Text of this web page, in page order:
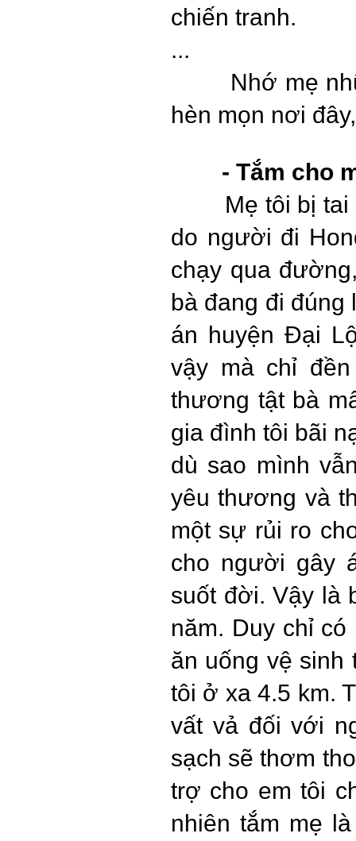
chiến tranh.
...
Nhớ mẹ
hèn mọn nơi
- Tắm cho
Mẹ tôi bị
do người đi
chạy qua
bà đang đi đúng
án huyện Đại
vậy mà chỉ
thương tật bà
gia đình tôi bãi
dù sao mình
yêu thương và
một sự rủi ro
cho người gây
suốt đời. Vậy là
năm. Duy chỉ
ăn uống vệ sinh
tôi ở xa 4.5 km.
vất vả đối với
sạch sẽ thơm
trợ cho em tôi
nhiên tắm mẹ